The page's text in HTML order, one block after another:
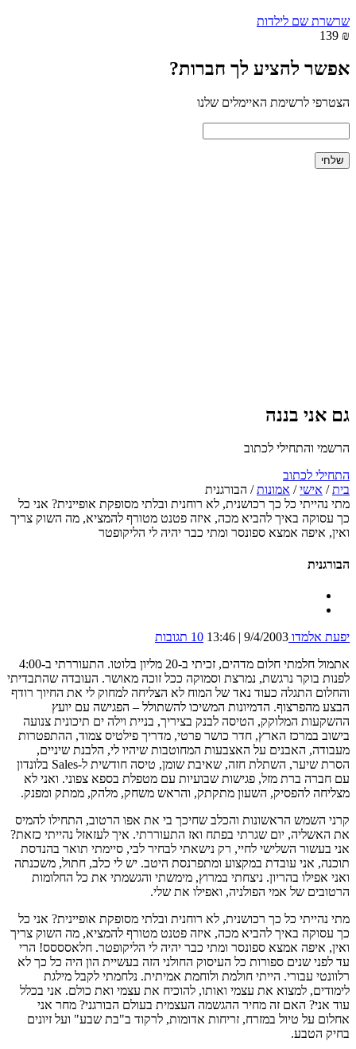
שרשרת שם לילדות
₪ 139
אפשר להציע לך חברות?
הצטרפי לרשימת האיימלים שלנו
גם אני בננה
הרשמי והתחילי לכתוב
התחילי לכתוב
בית/ אישי/ אמונות/ הבורגנית
מתי נהייתי כל כך רכושנית, לא רוחנית ובלתי מסופקת אופיינית? אני כל
כך עסוקה באיך להביא מכה, איזה פטנט מטורף להמציא, מה השוק צריך
ואין, איפה אמצא ספונסר ומתי כבר יהיה לי הליקופטר
הבורגנית
יפעת אלמדו 9/4/2003 | 13:46
10 תגובות
אתמול חלמתי חלום מדהים, זכיתי ב-20 מליון בלוטו. התעוררתי ב-4:00
לפנות בוקר נרגשת, נמרצת וסמוקה ככל זוכה מאושר. העובדה שהתבדיתי
והחלום התגלה כעוד נאד של המוח לא הצליחה למחוק לי את החיוך רודף
הבצע מהפרצוף. הדמיונות המשיכו להשתולל – הפגישה עם יועץ
ההשקעות המלוקק, הטיסה לבנק בציריך, בניית וילה ים תיכונית צנועה
בישוב במרכז הארץ, חדר כושר פרטי, מדריך פילטיס צמוד, ההתפטרות
מעבודה, האבנים על האצבעות המחוטבות שיהיו לי, הלבנת שיניים,
הסרת שיער, השתלת חזה, שאיבת שומן, טיסה חודשית ל-Sales בלונדון
עם חברה ברת מזל, פגישות שבועיות עם מטפלת בספא צפוני. ואני לא
מצליחה להפסיק, השעון מתקתק, והראש משחק, מלהק, ממתק ומפנק.
קרני השמש הראשונות והכלב שחיכך בי את אפו הרטוב, התחילו להמיס
את האשליה, יום שגרתי בפתח ואז התעוררתי. איך לעזאזל נהייתי כזאת?
אני בעשור השלישי לחיי, רק נישאתי לבחיר לבי, סיימתי תואר בהנדסת
תוכנה, אני עובדת במקצוע ומתפרנסת היטב. יש לי כלב, חתול, משכנתה
ואני אפילו בהריון. ניצחתי במרוץ, מימשתי והגשמתי את כל החלומות
הרטובים של אמי הפולניה, ואפילו את שלי.
מתי נהייתי כל כך רכושנית, לא רוחנית ובלתי מסופקת אופיינית? אני כל
כך עסוקה באיך להביא מכה, איזה פטנט מטורף להמציא, מה השוק צריך
ואין, איפה אמצא ספונסר ומתי כבר יהיה לי הליקופטר. חלאסססס! הרי
עד לפני שנים ספורות כל העיסוק החולני הזה בעשיית הון היה כל כך לא
רלוונטי עבורי. הייתי חולמת ולוחמת אמיתית. נלחמתי לקבל מילגת
לימודים, למצוא את עצמי ואותו, להוכיח את עצמי ואת כולם. אני בכלל
עוד אני? האם זה מחיר ההגשמה העצמית בעולם הבורגני? מחר אני
אחלום על טיול במזרח, זריחות אדומות, לרקוד ב"בת שבע" ועל זיונים
בחיק הטבע.